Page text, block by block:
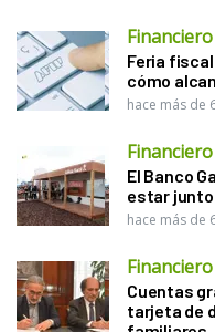
Financiero
Feria
cómo
hace más de
Financiero
El Banco
estar
hace más de
Financiero
Cuentas
tarjeta de